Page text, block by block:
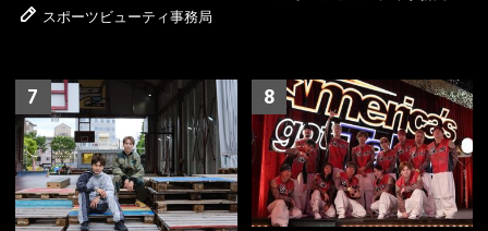
2026.03.17 ゴルフ
2026.03.13 ● ゴルフ
【愛用アイテムご紹介】ゴルフ金田 久美子選手編を更
新しました！
2026.03.02 ● ブレイキン
スポーツビューティ事務局
7 8